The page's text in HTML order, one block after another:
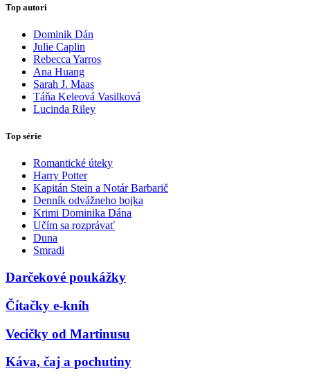
Top autori
Dominik Dán
Julie Caplin
Rebecca Yarros
Ana Huang
Sarah J. Maas
Táňa Keleová Vasilková
Lucinda Riley
Top série
Romantické úteky
Harry Potter
Kapitán Stein a Notár Barbarič
Denník odvážneho bojka
Krimi Dominika Dána
Učím sa rozprávať
Duna
Smradi
Darčekové poukážky
Čítačky e-kníh
Vecičky od Martinusu
Káva, čaj a pochutiny